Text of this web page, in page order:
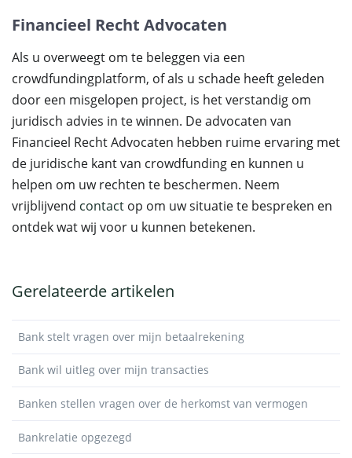
Financieel Recht Advocaten
Als u overweegt om te beleggen via een
crowdfundingplatform, of als u schade heeft geleden
door een misgelopen project, is het verstandig om
juridisch advies in te winnen. De advocaten van
Financieel Recht Advocaten hebben ruime ervaring met
de juridische kant van crowdfunding en kunnen u
helpen om uw rechten te beschermen. Neem
vrijblijvend contact op om uw situatie te bespreken en
ontdek wat wij voor u kunnen betekenen.
Gerelateerde artikelen
Bank stelt vragen over mijn betaalrekening
Bank wil uitleg over mijn transacties
Banken stellen vragen over de herkomst van vermogen
Bankrelatie opgezegd